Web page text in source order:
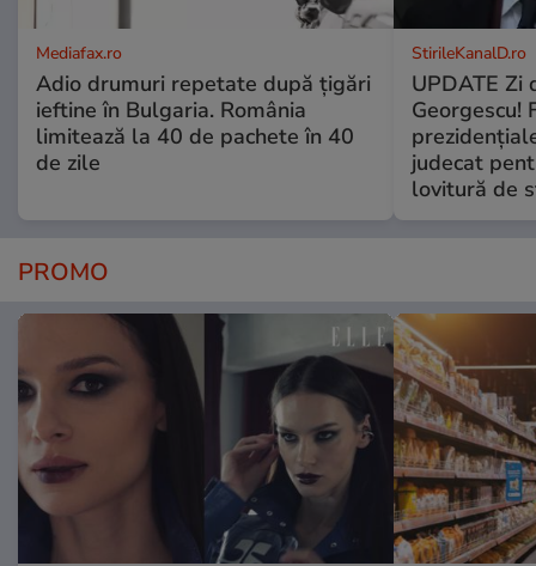
Mediafax.ro
Adio drumuri repetate după țigări
ieftine în Bulgaria. România
limitează la 40 de pachete în 40
de zile
StirileKanalD.ro
UPDATE Zi
Georgescu!
judecat
lovitură de
PROMO